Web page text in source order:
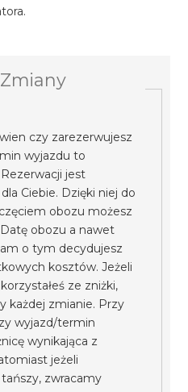
czy zarezerwujesz
wyjazdu to
jest
Ciebie. Dzięki niej do
obozu możesz
obozu a nawet
o tym decydujesz
kosztów. Jeżeli
ze zniżki,
każdej zmianie. Przy
wyjazd/termin
wynikająca z
jeżeli
zwracamy